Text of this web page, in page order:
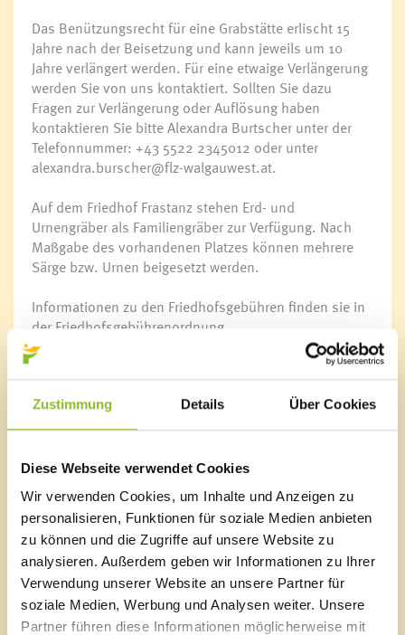
Zustimmung Details Über Cookies
Diese Webseite verwendet Cookies
Wir verwenden Cookies, um Inhalte und Anzeigen zu
personalisieren, Funktionen für soziale Medien anbieten
zu können und die Zugriffe auf unsere Website zu
analysieren. Außerdem geben wir Informationen zu Ihrer
Verwendung unserer Website an unsere Partner für
soziale Medien, Werbung und Analysen weiter. Unsere
Partner führen diese Informationen möglicherweise mit
Öffnungszeiten
Ansprechpersonen
Sprechstunden
Veröffentlichungsportal
Informationsfreiheit
Online Amtstafel
Jobs & Karriere
Kindergärten
Kinderbetreuung
Schulen
Bauhof
Wasserwerk
Sozialzentrum
Naturbad Untere Au
Schwimmbad Felsenau
Gemeindearchiv
Das Benützungsrecht für eine Grabstätte erlischt 15
Jahre nach der Beisetzung und kann jeweils um 10
Jahre verlängert werden. Für eine etwaige Verlängerung
werden Sie von uns kontaktiert. Sollten Sie dazu
Fragen zur Verlängerung oder Auflösung haben
kontaktieren Sie bitte Alexandra Burtscher unter der
Telefonnummer: +43 5522 2345012 oder unter
alexandra.burscher@flz-walgauwest.at.
Auf dem Friedhof Frastanz stehen Erd- und
Urnengräber als Familiengräber zur Verfügung. Nach
Maßgabe des vorhandenen Platzes können mehrere
Särge bzw. Urnen beigesetzt werden.
Informationen zu den Friedhofsgebühren finden sie in
der Friedhofsgebührenordnung.
Kontakt
Fragen zur Grabvergabe:
Tel. +43 5522 51769
E-Mail:
office@pfarrefrastanz.at
Anregungen & Ideen für den Friedhof sowie Fragen zu
Gebühren:
Finanzleistungszentrum Walgau West
Alexandra Burtscher
Tel. +43 5522 23450-12